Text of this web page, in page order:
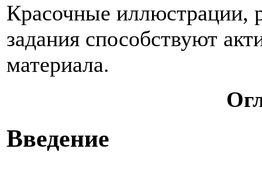
Красочные иллюстрации,
задания способствуют
материала.
Введение